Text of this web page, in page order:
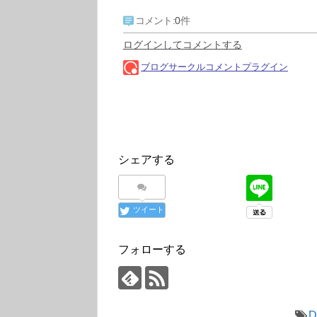
シェアする
ツイート
フォローする